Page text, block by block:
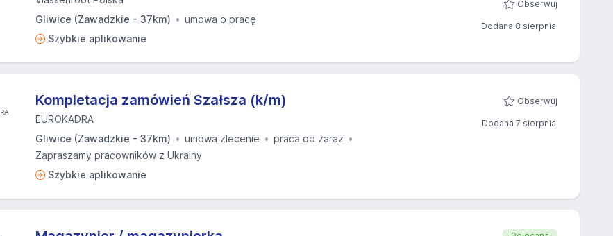
Gliwice (Zawadzkie - 37km)
umowa o pracę
Szybkie aplikowanie
Obserwuj
Dodana 8 sierpnia
Kompletacja zamówień Szałsza (k/m)
EUROKADRA
Gliwice (Zawadzkie - 37km)
umowa zlecenie
praca od zaraz
Zapraszamy pracowników z Ukrainy
Szybkie aplikowanie
Obserwuj
Dodana 7 sierpnia